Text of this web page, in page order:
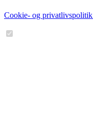
Cookie- og privatlivspolitik